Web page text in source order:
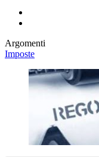
Argomenti
Imposte